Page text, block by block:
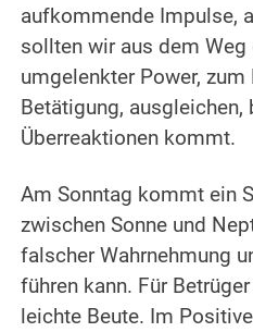
aufkommende Impulse,
sollten wir aus dem
umgelenkter Power,
Betätigung,
Überreaktionen kommt.
Am Sonntag kommt ein
zwischen Sonne und
falscher Wahrnehmung
führen kann. Für
leichte Beute. Im